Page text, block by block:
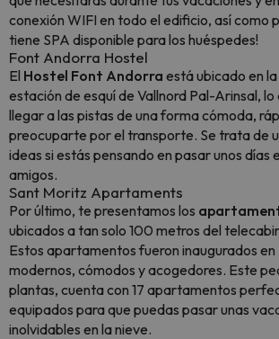
conexión WIFI en todo el edificio, así como
tiene SPA disponible para los huéspedes!
Font Andorra Hostel
El Hostel Font Andorra está ubicado en
estación de esquí de Vallnord Pal-Arinsal,
llegar a las pistas de una forma cómoda,
preocuparte por el transporte. Se trata de
ideas si estás pensando en pasar unos días
amigos.
Sant Moritz Apartaments
Por último, te presentamos los
ubicados a tan solo 100 metros del
Estos apartamentos fueron inaugurados
modernos, cómodos y acogedores. Este
plantas, cuenta con 17 apartamentos
equipados para que puedas pasar unas
inolvidables en la nieve.